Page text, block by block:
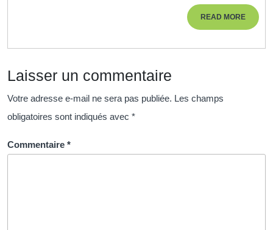
ressources
à
Paris
READ MOREREAD
MORE
Laisser un commentaire
Votre adresse e-mail ne sera pas publiée. Les champs
obligatoires sont indiqués avec *
Commentaire *